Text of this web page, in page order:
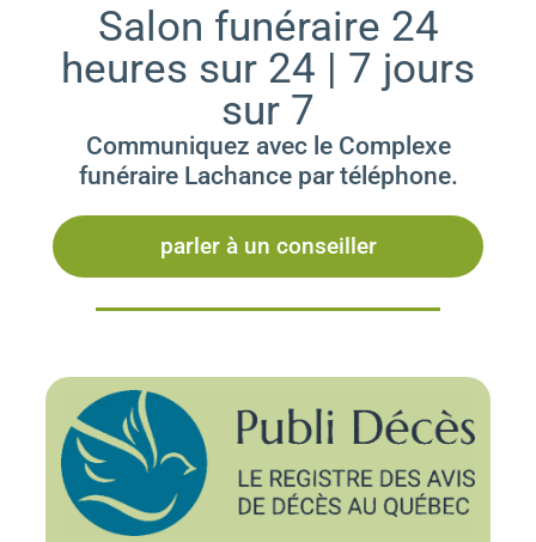
Salon funéraire 24
heures sur 24 | 7 jours
sur 7
Communiquez avec le Complexe
funéraire Lachance par téléphone.
parler à un conseiller